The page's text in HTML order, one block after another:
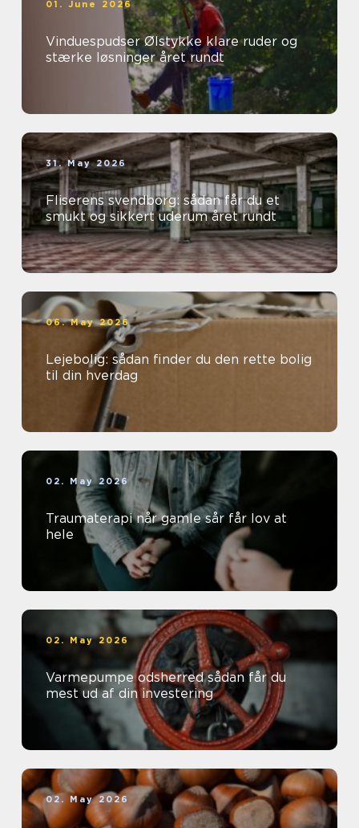
01. June 2026
Vinduespudser Ølstykke klare ruder og
stærke løsninger året rundt
31. May 2026
Fliserens svendborg: sådan får du et
smukt og sikkert uderum året rundt
06. May 2026
Lejebolig: sådan finder du den rette bolig
til din hverdag
02. May 2026
Traumaterapi når gamle sår får lov at
hele
02. May 2026
Varmepumpe odsherred sådan får du
mest ud af din investering
02. May 2026